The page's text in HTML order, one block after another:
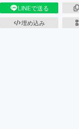
LINEで送る
埋め込み